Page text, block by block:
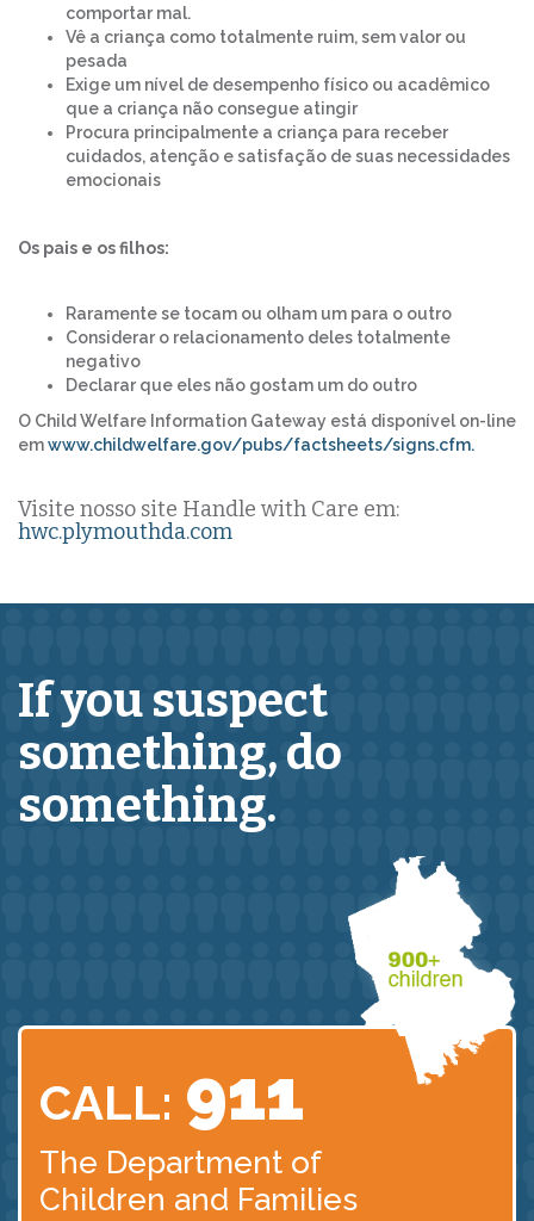
comportar mal.
Vê a criança como totalmente ruim, sem valor ou
pesada
Exige um nível de desempenho físico ou acadêmico
que a criança não consegue atingir
Procura principalmente a criança para receber
cuidados, atenção e satisfação de suas necessidades
emocionais
Os pais e os filhos:
Raramente se tocam ou olham um para o outro
Considerar o relacionamento deles totalmente
negativo
Declarar que eles não gostam um do outro
O Child Welfare Information Gateway está disponível on-line
emwww.childwelfare.gov/pubs/factsheets/signs.cfm.
Visite nosso site Handle with Care em:
hwc.plymouthda.com
If you suspect
something,do
something.
CALL: 911
The Department of
Children and Families